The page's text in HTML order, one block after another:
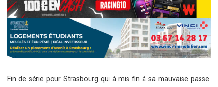
Fin de série pour Strasbourg qui à mis fin à sa mauvaise passe.